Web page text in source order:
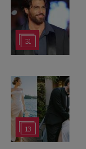
31
13